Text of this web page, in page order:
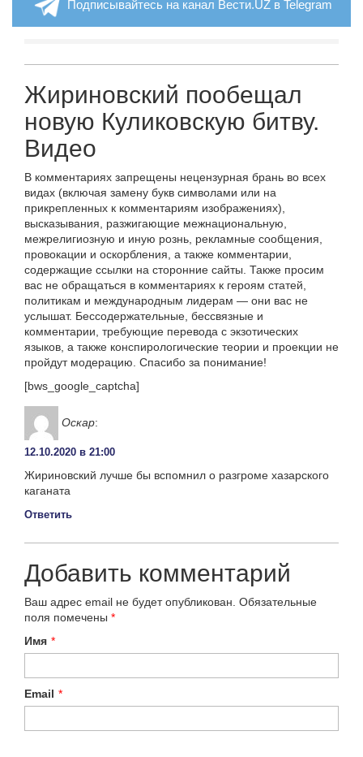
Подписывайтесь на канал Вести.UZ в Telegram
Жириновский пообещал
новую Куликовскую битву.
Видео
В комментариях запрещены нецензурная брань во всех
видах (включая замену букв символами или на
прикрепленных к комментариям изображениях),
высказывания, разжигающие межнациональную,
межрелигиозную и иную рознь, рекламные сообщения,
провокации и оскорбления, а также комментарии,
содержащие ссылки на сторонние сайты. Также просим
вас не обращаться в комментариях к героям статей,
политикам и международным лидерам — они вас не
услышат. Бессодержательные, бессвязные и
комментарии, требующие перевода с экзотических
языков, а также конспирологические теории и проекции не
пройдут модерацию. Спасибо за понимание!
[bws_google_captcha]
Оскар:
12.10.2020 в 21:00
Жириновский лучше бы вспомнил о разгроме хазарского
каганата
Ответить
Добавить комментарий
Ваш адрес email не будет опубликован. Обязательные
поля помечены *
Имя *
Email *